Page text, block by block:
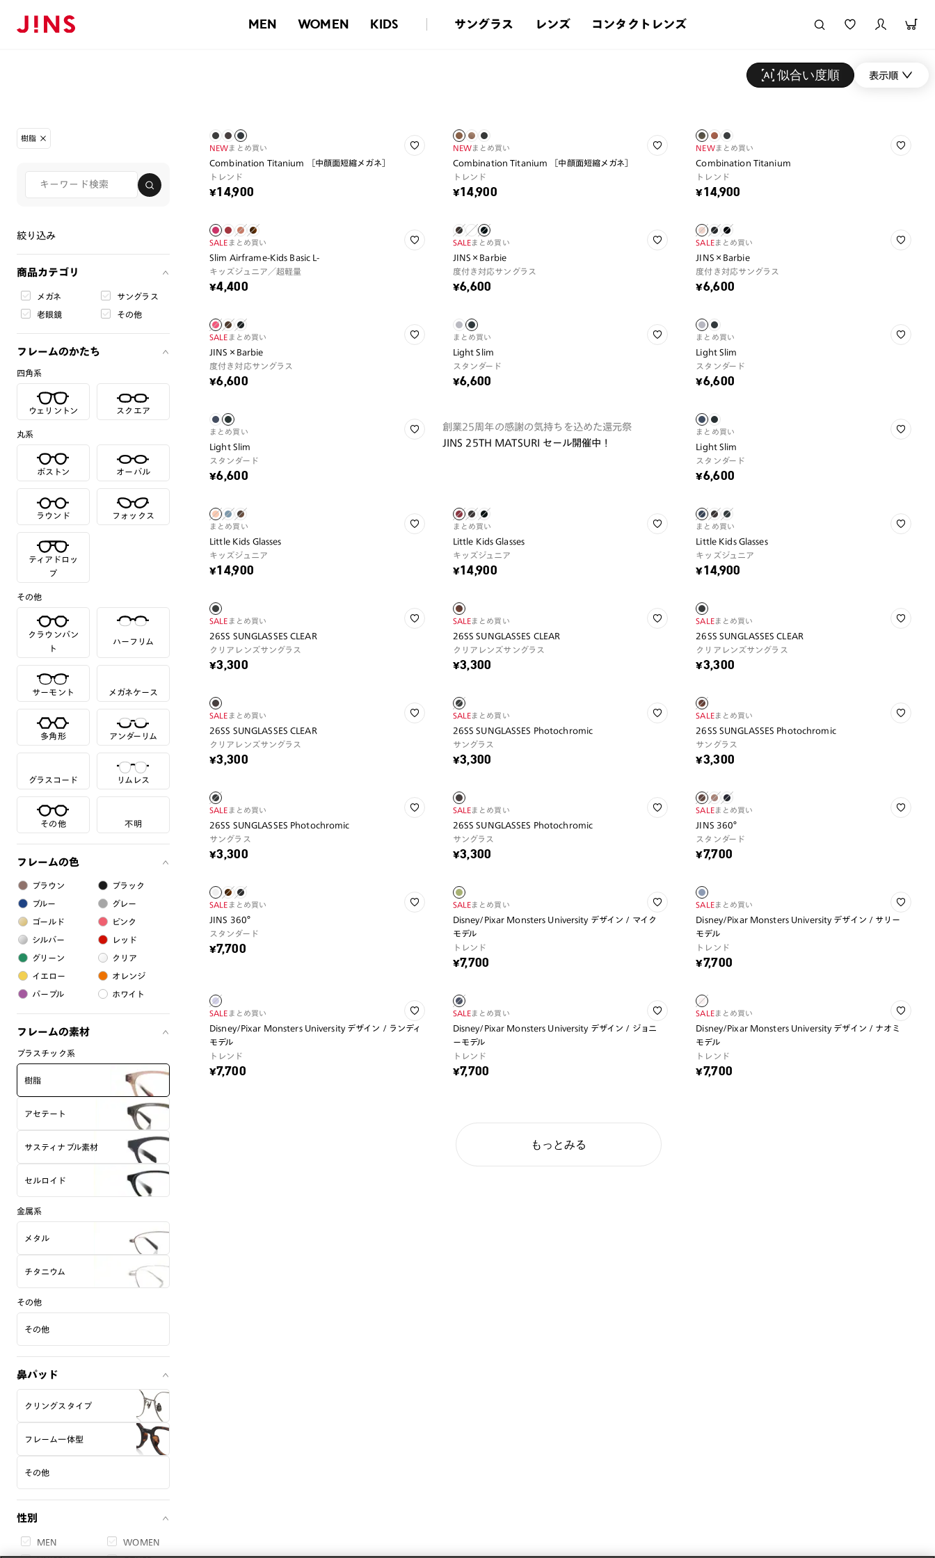
MEN WOMEN KIDS サングラス レンズ コンタクトレンズ
似合い度順 表示順
樹脂
絞り込み
商品カテゴリ
メガネ サングラス
老眼鏡 その他
フレームのかたち
四角系
ウェリントン スクエア
丸系
ボストン オーバル
ラウンド フォックス
ティアドロッ
プ
その他
クラウンパン
ト
ハーフリム
サーモント メガネケース
多角形 アンダーリム
グラスコード リムレス
その他 不明
フレームの色
ブラウン ブラック
ブルー グレー
ゴールド ピンク
シルバー レッド
グリーン クリア
イエロー オレンジ
パープル ホワイト
フレームの素材
プラスチック系
樹脂
アセテート
サスティナブル素材
セルロイド
金属系
メタル
チタニウム
その他
その他
鼻パッド
クリングスタイプ
フレーム一体型
その他
性別
MEN WOMEN
NEWまとめ買い
Combination Titanium ［中顔面短縮メガネ］
トレンド
¥14,900
NEWまとめ買い
Combination Titanium ［中顔面短縮メガネ］
トレンド
¥14,900
NEWまとめ買い
Combination Titanium
トレンド
¥14,900
SALE まとめ買い
Slim Airframe-Kids Basic L-
キッズジュニア／超軽量
¥4,400
SALEまとめ買い
JINS×Barbie
度付き対応サングラス
¥6,600
SALEまとめ買い
JINS×Barbie
度付き対応サングラス
¥6,600
SALE まとめ買い
JINS×Barbie
度付き対応サングラス
¥6,600
まとめ買い
Light Slim
スタンダード
¥6,600
まとめ買い
Light Slim
スタンダード
¥6,600
まとめ買い
Light Slim
スタンダード
¥6,600
創業25周年の感謝の気持ちを込めた還元祭
JINS 25TH MATSURI セール開催中！
まとめ買い
Light Slim
スタンダード
¥6,600
まとめ買い
Little Kids Glasses
キッズジュニア
¥14,900
まとめ買い
Little Kids Glasses
キッズジュニア
¥14,900
まとめ買い
Little Kids Glasses
キッズジュニア
¥14,900
SALE まとめ買い
26SS SUNGLASSES CLEAR
クリアレンズサングラス
¥3,300
SALEまとめ買い
26SS SUNGLASSES CLEAR
クリアレンズサングラス
¥3,300
SALEまとめ買い
26SS SUNGLASSES CLEAR
クリアレンズサングラス
¥3,300
SALE まとめ買い
26SS SUNGLASSES CLEAR
クリアレンズサングラス
¥3,300
SALEまとめ買い
26SS SUNGLASSES Photochromic
サングラス
¥3,300
SALEまとめ買い
26SS SUNGLASSES Photochromic
サングラス
¥3,300
SALE まとめ買い
26SS SUNGLASSES Photochromic
サングラス
¥3,300
SALEまとめ買い
26SS SUNGLASSES Photochromic
サングラス
¥3,300
SALEまとめ買い
JINS 360°
スタンダード
¥7,700
SALE まとめ買い
JINS 360°
スタンダード
¥7,700
SALEまとめ買い
Disney/Pixar Monsters University デザイン / マイク
モデル
トレンド
¥7,700
SALEまとめ買い
Disney/Pixar Monsters University デザイン / サリー
モデル
トレンド
¥7,700
SALE まとめ買い
Disney/Pixar Monsters University デザイン / ランディ
モデル
トレンド
¥7,700
SALEまとめ買い
Disney/Pixar Monsters University デザイン / ジョニ
ーモデル
トレンド
¥7,700
SALEまとめ買い
Disney/Pixar Monsters University デザイン / ナオミ
モデル
トレンド
¥7,700
もっとみる